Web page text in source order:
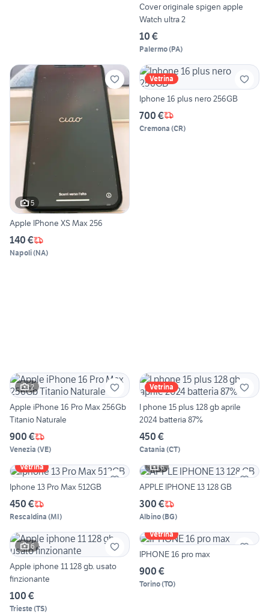
Cover originale spigen apple
Watch ultra 2
10 €
Palermo(PA)
5
Apple IPhone XS Max 256
140 €
Napoli(NA)
Vetrina
Iphone 16 plus nero 256GB
700 €
Cremona (CR)
2
Apple iPhone 16 Pro Max 256Gb
Titanio Naturale
900 €
Venezia (VE)
Vetrina
I phone 15 plus 128 gb aprile
2024 batteria 87%
450 €
Catania (CT)
Vetrina
Iphone 13 Pro Max 512GB
450 €
Rescaldina (MI)
6
APPLE IPHONE 13 128 GB
300 €
Albino(BG)
6
Apple iphone 11 128 gb. usato
finzionante
100 €
Trieste(TS)
Vetrina
IPHONE 16 pro max
900 €
Torino(TO)